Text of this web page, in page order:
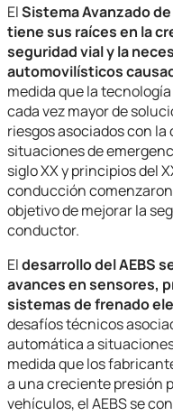
ElSistema Avanzado
tiene sus raíces en la
seguridad vial y la
automovilísticos
medida que la
cada vez mayor de
riesgos asociados con
situaciones de
siglo XX y principios del
conducción
objetivo de mejorar la
conductor.
Eldesarrollo del AEBS
avances en sensores,
sistemas de frenado
desafíos técnicos
automática a
medida que los
a una creciente presión
vehículos, el AEBS se